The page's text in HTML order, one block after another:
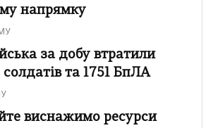
напрямку
за добу втратили
та 1751 БпЛА
виснажимо ресурси